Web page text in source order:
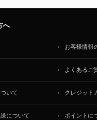
へ
お客様情報
よくあるご
いて クレジット
について ポイントに